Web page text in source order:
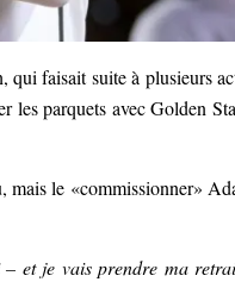
faisait suite à plusieurs
les parquets avec Golden
mais le «commissionner»
et je vais prendre ma